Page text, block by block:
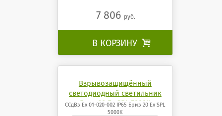
7 806 руб.
В КОРЗИНУ 
Взрывозащищённый
светодиодный светильник
Бриз 20 Ех SPL 5000K
ССдВз Ех 01-020-002 IP65 Бриз 20 Ех SPL
5000K